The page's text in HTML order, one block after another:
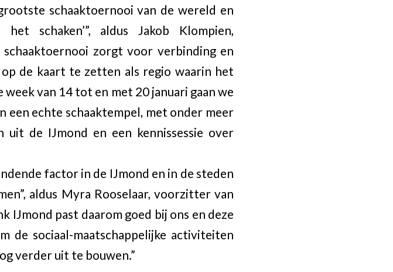
schaaktoernooi van de wereld en
schaken’”, aldus Jakob Klompien,
zorgt voor verbinding en
de kaart te zetten als regio waarin het
van 14 tot en met 20 januari gaan we
een echte schaaktempel, met onder meer
uit de IJmond en een kennissessie over
factor in de IJmond en in de steden
aldus Myra Rooselaar, voorzitter van
IJmond past daarom goed bij ons en deze
de sociaal-maatschappelijke activiteiten
verder uit te bouwen.”